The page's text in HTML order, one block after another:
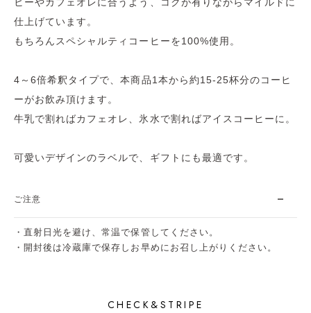
ヒーやカフェオレに合うよう、コクが有りながらマイルドに
仕上げています。
もちろんスペシャルティコーヒーを100%使用。
4～6倍希釈タイプで、本商品1本から約15-25杯分のコーヒ
ーがお飲み頂けます。
牛乳で割ればカフェオレ、氷水で割ればアイスコーヒーに。
可愛いデザインのラベルで、ギフトにも最適です。
ご注意
・直射日光を避け、常温で保管してください。
・開封後は冷蔵庫で保存しお早めにお召し上がりください。
CHECK&STRIPE